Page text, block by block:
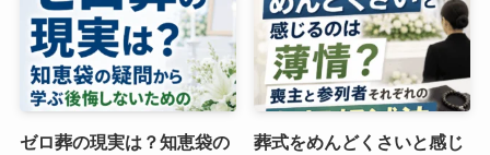
ゼロ葬の現実は？知恵袋の
葬式をめんどくさいと感じ